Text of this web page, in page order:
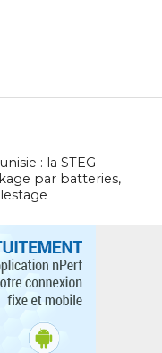
: la STEG
par batteries,